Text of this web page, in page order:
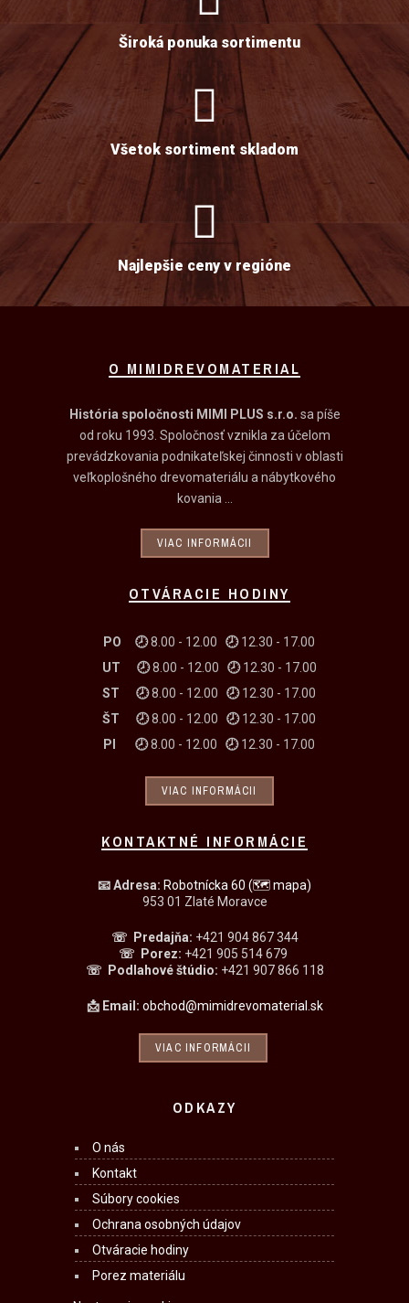
Široká ponuka sortimentu
Všetok sortiment skladom
Najlepšie ceny v regióne
O MIMIDREVOMATERIAL
História spoločnosti MIMI PLUS s.r.o. sa píše
od roku 1993. Spoločnosť vznikla za účelom
prevádzkovania podnikateľskej činnosti v oblasti
veľkoplošného drevomateriálu a nábytkového
kovania ...
VIAC INFORMÁCII
OTVÁRACIE HODINY
PO 🕗8.00 - 12.00 🕗12.30 - 17.00
UT
🕗8.00 - 12.00 🕗12.30 - 17.00
ST 🕗8.00 - 12.00 🕗12.30 - 17.00
ŠT
🕗8.00 - 12.00 🕗12.30 - 17.00
PI
🕗8.00 - 12.00 🕗12.30 - 17.00
VIAC INFORMÁCII
KONTAKTNÉ INFORMÁCIE
📧Adresa: Robotnícka 60 (🗺 mapa)
953 01 Zlaté Moravce
☏ Predajňa: +421 904 867 344
☏ Porez: +421 905 514 679
☏ Podlahové štúdio: +421 907 866 118
📩 Email: obchod@mimidrevomaterial.sk
VIAC INFORMÁCII
ODKAZY
O nás
Kontakt
Súbory cookies
Ochrana osobných údajov
Otváracie hodiny
Porez materiálu